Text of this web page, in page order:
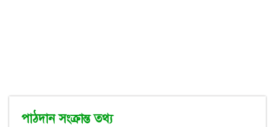
পাঠদান সংক্রান্ত তথ্য